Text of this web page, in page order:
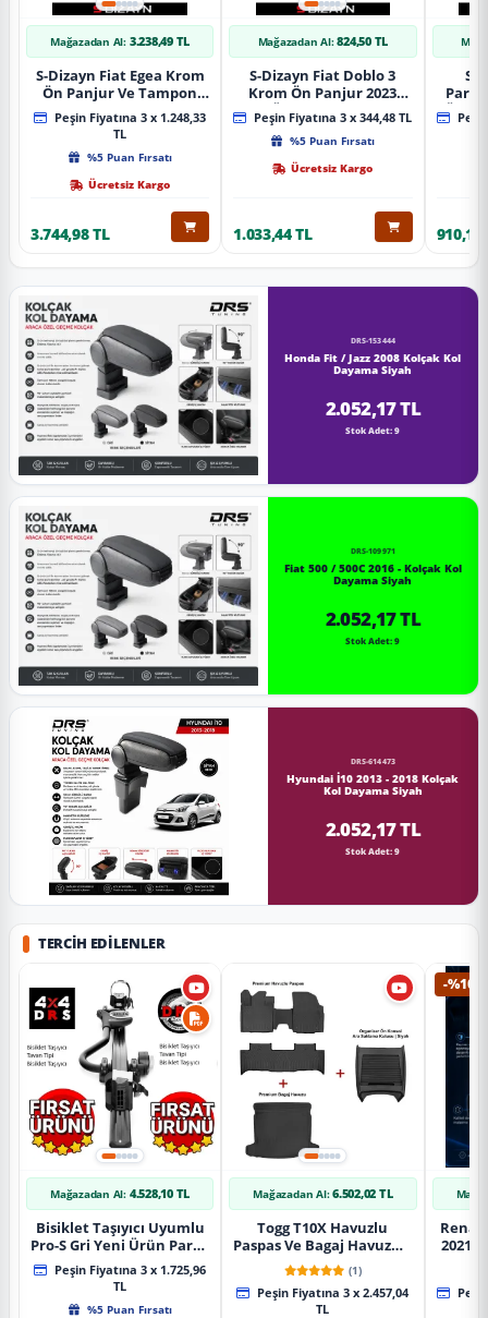
Mağazadan Al: 3.238,49 TL
S-Dizayn Fiat Egea Krom
Ön Panjur Ve Tampon
Çıta Seti Diamond Model
22 Prç. 2020 Üzeri (Parlak
Peşin Fiyatına 3 x 1.248,33
TL
%5 Puan Fırsatı
Ücretsiz Kargo
3.744,98 TL
Mağazadan Al: 824,50 TL
S-Dizayn Fiat Doblo 3
Krom Ön Panjur 2023
Üzeri A+ Kalite
Peşin Fiyatına 3 x 344,48 TL
%5 Puan Fırsatı
Ücretsiz Kargo
1.033,44 TL
S-
Ön
910,16
DRS-153444
Honda Fit / Jazz 2008 Kolçak Kol
Dayama Siyah
2.052,17 TL
Stok Adet: 9
DRS-109971
Fiat 500 / 500C 2016 - Kolçak Kol
Dayama Siyah
2.052,17 TL
Stok Adet: 9
DRS-614473
Hyundai İ10 2013 - 2018 Kolçak
Kol Dayama Siyah
2.052,17 TL
Stok Adet: 9
TERCIH EDILENLER
Mağazadan Al: 4.528,10 TL
Bisiklet Taşıyıcı Uyumlu
Pro-S Gri Yeni Ürün Parça
Tavan Tipi Bisiklet
Taşıyıcı
Peşin Fiyatına 3 x 1.725,96
TL
%5 Puan Fırsatı
Mağazadan Al: 6.502,02 TL
Togg T10X Havuzlu
Paspas Ve Bagaj Havuzu +
Siyah Organizer
(1)
Peşin Fiyatına 3 x 2.457,04
TL
-%10
2021